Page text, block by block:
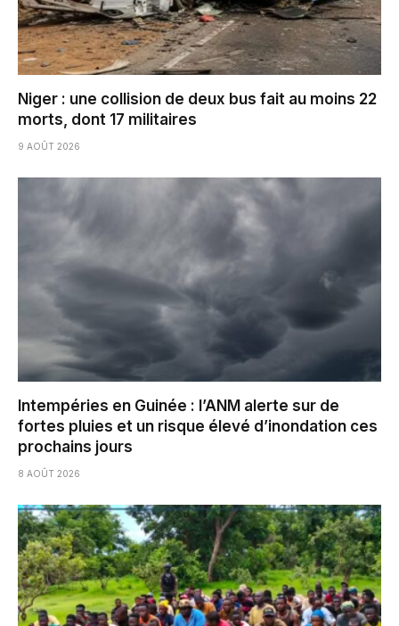
Niger : une collision de deux bus fait au moins 22
morts, dont 17 militaires
9 AOÛT 2026
Intempéries en Guinée : l’ANM alerte sur de
fortes pluies et un risque élevé d’inondation ces
prochains jours
8 AOÛT 2026